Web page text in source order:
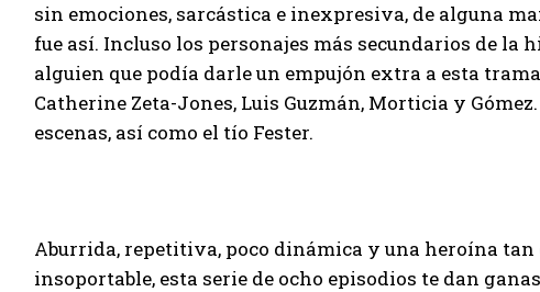
I WANT IN
Muhammad
sin emociones, sarcástica e inexpresiva, de alguna
fue así. Incluso los personajes más secundarios de
alguien que podía darle un empujón extra a esta
Catherine Zeta-Jones, Luis Guzmán, Morticia y
escenas, así como el tío Fester.
Aburrida, repetitiva, poco dinámica y una heroína
insoportable, esta serie de ocho episodios te dan